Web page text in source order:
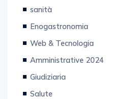
sanità
Enogastronomia
Web & Tecnologia
Amministrative 2024
Giudiziaria
Salute